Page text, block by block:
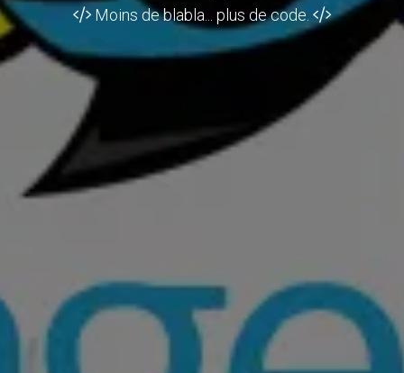
Moins de blabla... plus de code.